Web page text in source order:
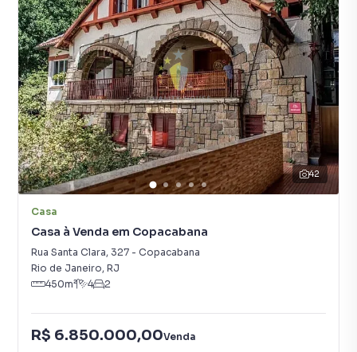
42
Casa
Casa à Venda em Copacabana
Rua Santa Clara, 327 - Copacabana
Rio de Janeiro, RJ
450m² 4 2
R$ 6.850.000,00Venda